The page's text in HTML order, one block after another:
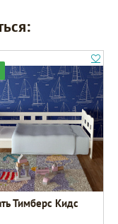
Тимберс Кидс